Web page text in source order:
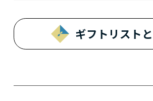
ギフトリスト